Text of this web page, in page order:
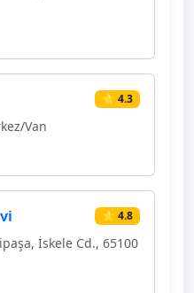
⭐ 4.3
Van
⭐ 4.8
İskele Cd., 65100